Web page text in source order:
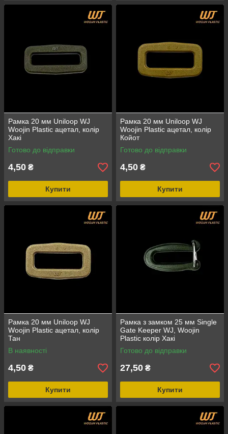
Рамка 20 мм Uniloop WJ
Woojin Plastic ацетал, колір
Хакі
Готово до відправки
4,50 ₴
Купити
Рамка 20 мм Uniloop WJ
Woojin Plastic ацетал, колір
Койот
Готово до відправки
4,50 ₴
Купити
Рамка 20 мм Uniloop WJ
Woojin Plastic ацетал, колір
Тан
В наявності
4,50 ₴
Купити
Рамка з замком 25 мм Single
Gate Keeper WJ, Woojin
Plastic колір Хакі
Готово до відправки
27,50 ₴
Купити